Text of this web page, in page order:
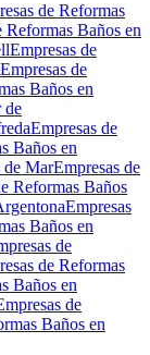
de Reformas
Reformas Baños en
Empresas de
Empresas de
Baños en
de
Empresas de
Baños en
de MarEmpresas de
Reformas Baños
Empresas
Baños en
de
de Reformas
Baños en
de
Baños en